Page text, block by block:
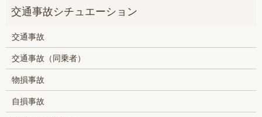
交通事故
交通事故（同乗者）
物損事故
自損事故